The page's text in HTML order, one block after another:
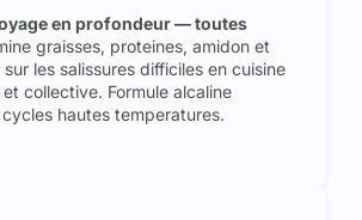
en profondeur — toutes
graisses, proteines, amidon et
les salissures difficiles en cuisine
collective. Formule alcaline
hautes temperatures.